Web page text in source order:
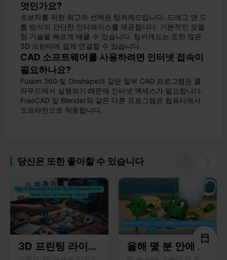
엇인가요?
초보자를 위한 최고의 선택은 팅커캐드입니다. 드래그 앤 드
롭 방식의 간단한 인터페이스를 제공합니다. 기본적인 모델
링 기술을 빠르게 배울 수 있습니다. 팅커캐드는 또한 많은
3D 프린터에 쉽게 연결할 수 있습니다.
CAD 소프트웨어를 사용하려면 인터넷 접속이
필요하나요?
Fusion 360 및 Onshape와 같은 일부 CAD 프로그램은 클
라우드에서 실행되기 때문에 인터넷 액세스가 필요합니다.
FreeCAD 및 Blender와 같은 다른 프로그램은 컴퓨터에서
오프라인으로 작동합니다.
당신은 또한 좋아할 수 있습니다
3D 프린팅 라이브
올해 몇 분 안에 거